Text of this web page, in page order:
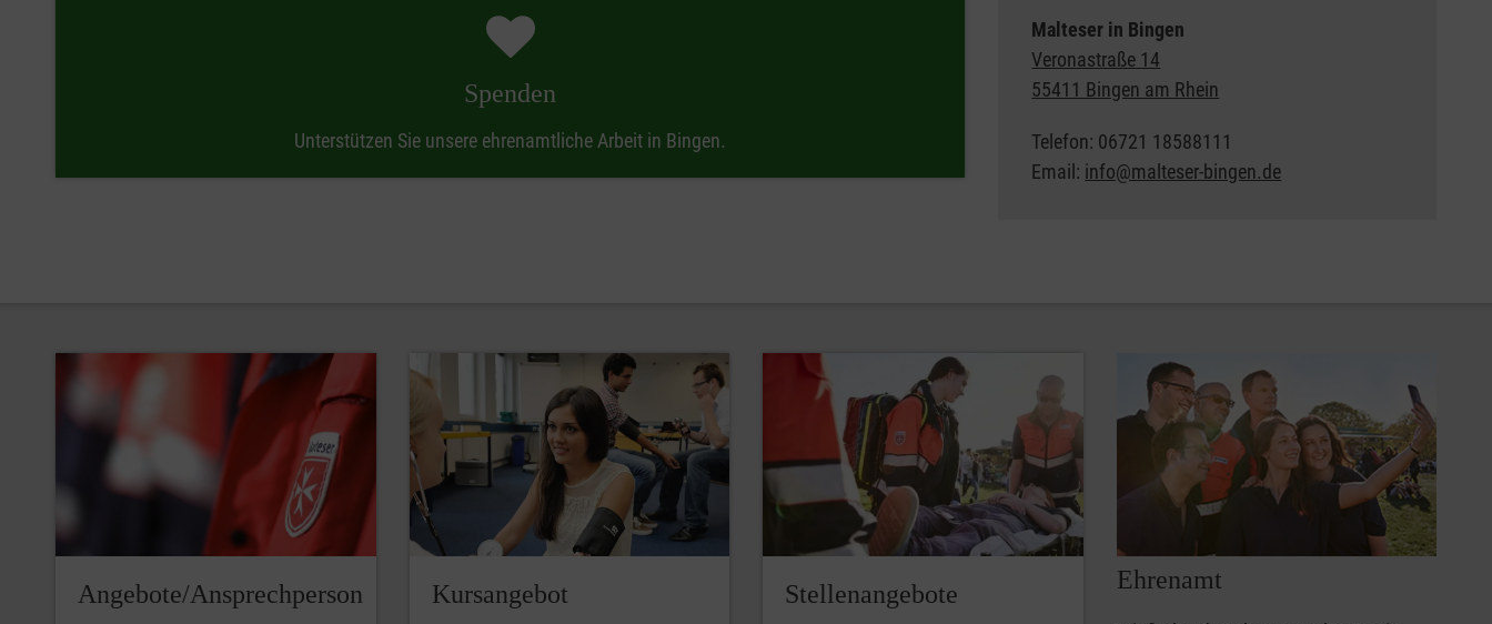
Spenden
Unterstützen Sie unsere ehrenamtliche Arbeit in Bingen.
Malteser in Bingen
Veronastraße 14
55411 Bingen am Rhein
Telefon: 06721 18588111
Email: info@malteser-bingen.de
Angebote/Ansprechperson Kursangebot Stellenangebote Ehrenamt